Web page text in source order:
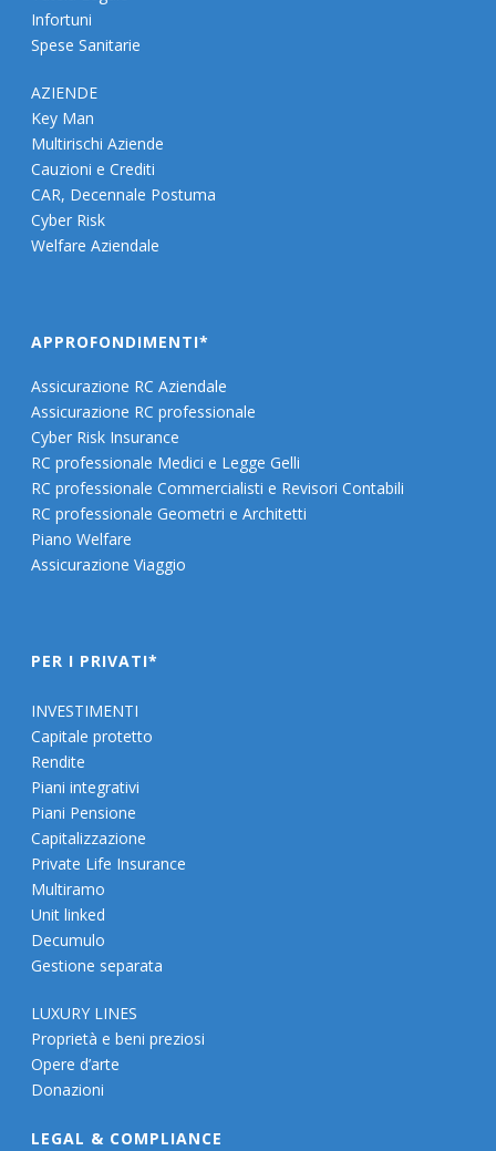
Infortuni
Spese Sanitarie
AZIENDE
Key Man
Multirischi Aziende
Cauzioni e Crediti
CAR, Decennale Postuma
Cyber Risk
Welfare Aziendale
APPROFONDIMENTI*
Assicurazione RC Aziendale
Assicurazione RC professionale
Cyber Risk Insurance
RC professionale Medici e Legge Gelli
RC professionale Commercialisti e Revisori Contabili
RC professionale Geometri e Architetti
Piano Welfare
Assicurazione Viaggio
PER I PRIVATI*
INVESTIMENTI
Capitale protetto
Rendite
Piani integrativi
Piani Pensione
Capitalizzazione
Private Life Insurance
Multiramo
Unit linked
Decumulo
Gestione separata
LUXURY LINES
Proprietà e beni preziosi
Opere d’arte
Donazioni
LEGAL & COMPLIANCE